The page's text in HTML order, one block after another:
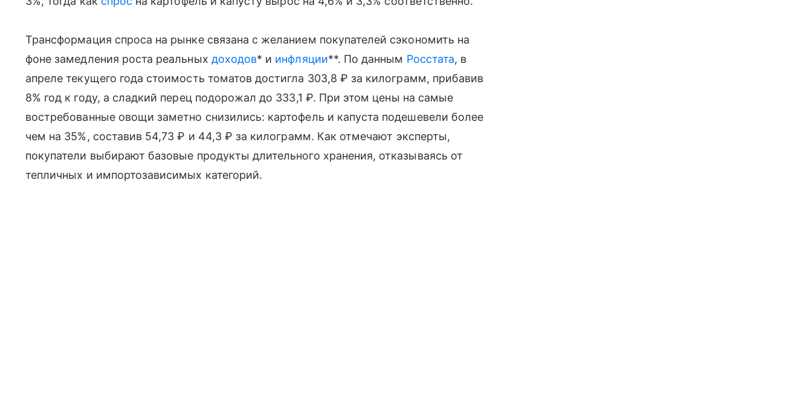
Трансформация спроса на рынке связана с желанием покупателей сэкономить на
фоне замедления роста реальных доходов* и инфляции**. По данным Росстата, в
апреле текущего года стоимость томатов достигла 303,8 ₽ за килограмм, прибавив
8% год к году, а сладкий перец подорожал до 333,1 ₽. При этом цены на самые
востребованные овощи заметно снизились: картофель и капуста подешевели более
чем на 35%, составив 54,73 ₽ и 44,3 ₽ за килограмм. Как отмечают эксперты,
покупатели выбирают базовые продукты длительного хранения, отказываясь от
тепличных и импортозависимых категорий.